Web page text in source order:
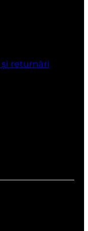
returnări